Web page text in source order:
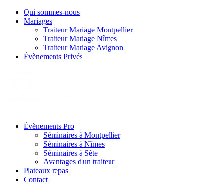
Qui sommes-nous
Mariages
Traiteur Mariage Montpellier
Traiteur Mariage Nîmes
Traiteur Mariage Avignon
Évènements Privés
Évènements Pro
Séminaires à Montpellier
Séminaires à Nîmes
Séminaires à Sète
Avantages d'un traiteur
Plateaux repas
Contact